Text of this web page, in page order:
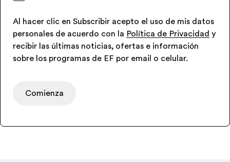
Al hacer clic en Subscribir acepto el uso de mis datos
personales de acuerdo con la Política de Privacidad y
recibir las últimas noticias, ofertas e información
sobre los programas de EF por email o celular.
Comienza